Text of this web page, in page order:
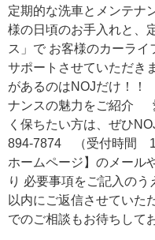
定期的な洗車とメンテナ
様の日頃のお手入れと、
ス」で お客様のカーラ
サポートさせていただき
があるのはNOJだけ！！
ナンスの魅力をご紹介
く保ちたい方は、ぜひ
894-7874 （受付時間
ホームページ】のメール
り 必要事項をご記入の
以内にご返信させていた
でのご相談もお